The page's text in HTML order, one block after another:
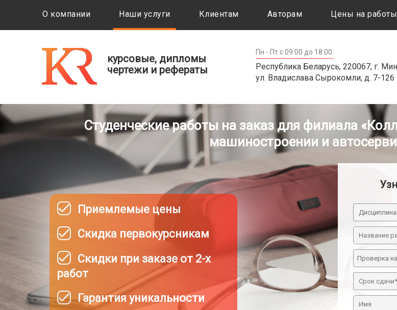
О компании Наши услуги Клиентам Авторам Цены на работы
курсовые, дипломы
чертежи и рефераты
Пн - Пт с 09:00 до 18:00
Республика Беларусь, 220067, г.
ул. Владислава Сырокомли, д. 7-126
Студенческие работы на заказ для филиала
машиностроении и
Приемлемые цены
Скидка первокурсникам
Скидки при заказе от 2-х
работ
Гарантия уникальности